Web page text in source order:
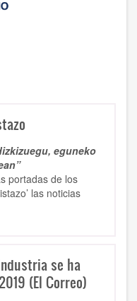
eguneko
portadas de los
las noticias
se ha
(El Correo)